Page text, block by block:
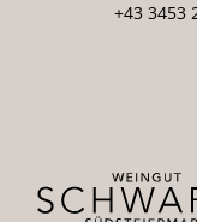
+43 3453